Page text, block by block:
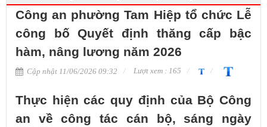
Công an phường Tam Hiệp tổ chức Lễ
công bố Quyết định thăng cấp bậc
hàm, nâng lương năm 2026
Cập nhật 11/06/2026 09:32 Lượt xem : 165
Thực hiện các quy định của Bộ Công
an về công tác cán bộ, sáng ngày